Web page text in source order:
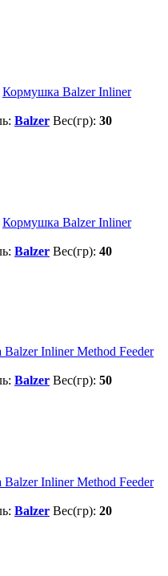
Кормушка Balzer Inliner
Balzer Вес(гр): 30
Кормушка Balzer Inliner
Balzer Вес(гр): 40
Inliner Method Feeder
Balzer Вес(гр): 50
Inliner Method Feeder
Balzer Вес(гр): 20